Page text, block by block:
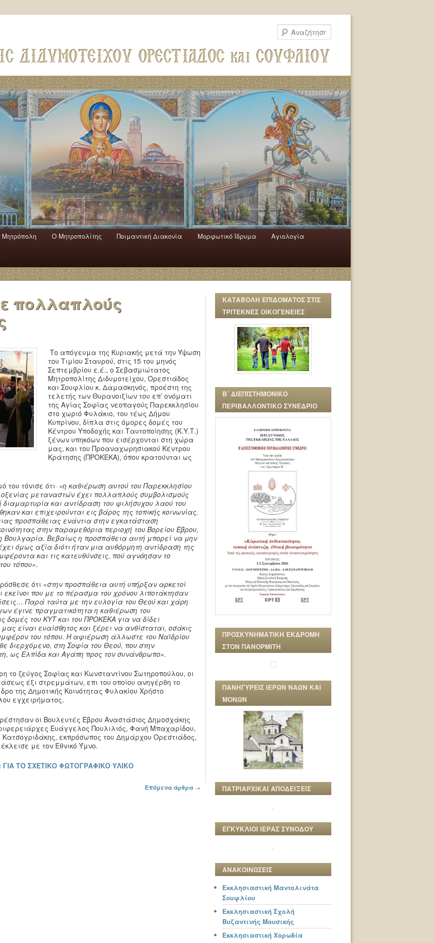
Mητρόπολη Ο Mητροπολίτης Ποιμαντική Διακονία Μορφωτικό Ίδρυμα Αγιολογία
πολλαπλούς
Το απόγευμα της Κυριακής μετά την Ύψωση
του Τιμίου Σταυρού, στις 15 του μηνός
Σεπτεμβρίου ε.έ., ο Σεβασμιώτατος
Μητροπολίτης Διδυμοτείχου, Ορεστιάδος
και Σουφλίου κ. Δαμασκηνός, προέστη της
τελετής των Θυρανοιξίων του επ’ ονόματι
της Αγίας Σοφίας νεοπαγούς Παρεκκλησίου
στο χωριό Φυλάκιο, του τέως Δήμου
Κυπρίνου, δίπλα στις όμορες δομές του
Κέντρου Υποδοχής και Ταυτοποίησης (Κ.Υ.Τ.)
ξένων υπηκόων που εισέρχονται στη χώρα
μας, και του Προαναχωρησιακού Κέντρου
Κράτησης (ΠΡΟΚΕΚΑ), όπου κρατούνται ως
τόνισε ότι· «η καθιέρωση αυτού του Παρεκκλησίου
μεταναστών έχει πολλαπλούς συμβολισμούς
διαμαρτυρία και αντίδραση του φιλήσυχου λαού του
και επιχειρούνται εις βάρος της τοπικής κοινωνίας.
προσπάθειας ενάντια στην εγκατάσταση
στην παραμεθόρια περιοχή του Βορείου Έβρου,
Βουλγαρία. Βεβαίως η προσπάθεια αυτή μπορεί να μην
όμως αξία διότι ήταν μια αυθόρμητη αντίδραση της
και τις κατευθύνσεις, πού αγνόησαν το
τόπου».
ότι «στην προσπάθεια αυτή υπήρξαν αρκετοί
εκείνοι που με το πέρασμα του χρόνου λιποτάκτησαν
Παρά ταύτα με την ευλογία του Θεού και χάρη
έγινε πραγματικότητα η καθιέρωση του
δομές του ΚΥΤ και του ΠΡΟΚΕΚΑ για να δίδει
είναι ευαίσθητος και ξέρει να ανθίσταται, οσάκις
του τόπου. Η αφιέρωση άλλωστε του Ναϊδρίου
διερχόμενο, στη Σοφία του Θεού, που στην
ως Ελπίδα και Αγάπη προς τον συνάνθρωπο».
το ζεύγος Σοφίας και Κωνσταντίνου Σωτηροπούλου, οι
έξι στρεμμάτων, επι του οποίου ανηγέρθη το
της Δημοτικής Κοινότητας Φυλακίου Χρήστο
εγχειρήματος.
οι Βουλευτές Έβρου Αναστάσιος Δημοσχάκης
Ευάγγελος Πουλιλιός, Φανή Μπαχαρίδου,
Κατσογριδάκης, εκπρόσωπος του Δημάρχου Ορεστιάδος,
με τον Εθνικό Ύμνο.
ΤΟ ΣΧΕΤΙΚΟ ΦΩΤΟΓΡΑΦΙΚΟ ΥΛΙΚΟ
Επόμενα άρθρα →
ΚΑΤΑΒΟΛΗ ΕΠΙΔΟΜΑΤΟΣ ΣΤΙΣ
ΤΡΙΤΕΚΝΕΣ ΟΙΚΟΓΕΝΕΙΕΣ
Β΄ ΔΙΕΠΙΣΤΗΜΟΝΙΚΟ
ΠΕΡΙΒΑΛΛΟΝΤΙΚΟ ΣΥΝΕΔΡΙΟ
ΠΡΟΣΚΥΝΗΜΑΤΙΚΗ ΕΚΔΡΟΜΗ
ΣΤΟΝ ΠΑΝΟΡΜΙΤΗ
ΠΑΝΗΓΥΡΕΙΣ ΙΕΡΩΝ ΝΑΩΝ ΚΑΙ
ΜΟΝΩΝ
ΠΑΤΡΙΑΡΧΙΚΑΙ ΑΠΟΔΕΙΞΕΙΣ
ΕΓΚΥΚΛΙΟΙ ΙΕΡΑΣ ΣΥΝΟΔΟΥ
ΑΝΑΚΟΙΝΩΣΕΙΣ
Εκκλησιαστική Μαντολινάτα
Σουφλίου
Εκκλησιαστική Σχολή
Βυζαντινής Μουσικής
Εκκλησιαστική Χορωδία